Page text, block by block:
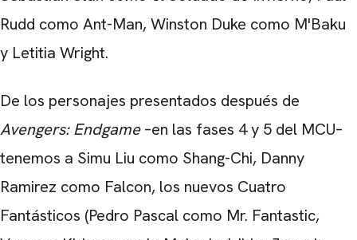
Rudd como Ant-Man, Winston Duke como M'Baku
y Letitia Wright.
De los personajes presentados después de
Avengers: Endgame–en las fases 4 y 5 del MCU–
tenemos a Simu Liu como Shang-Chi, Danny
Ramirez como Falcon, los nuevos Cuatro
Fantásticos (Pedro Pascal como Mr. Fantastic,